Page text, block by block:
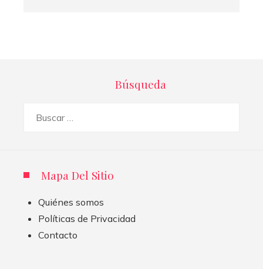
Búsqueda
Mapa Del Sitio
Quiénes somos
Políticas de Privacidad
Contacto